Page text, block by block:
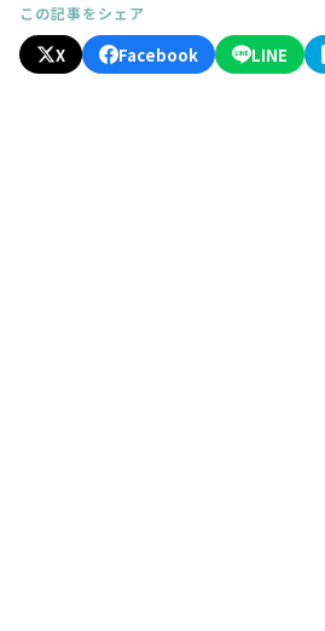
この記事をシェア
X Facebook LINE